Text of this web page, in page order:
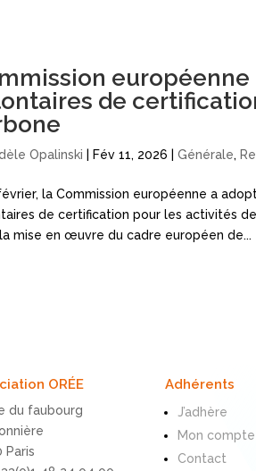
de
Opalinski Fév 11, 2026 |Générale,
la Commission européenne a
de certification pour les activités
mise en œuvre du cadre européen de...
ORÉE
du faubourg
Paris
Adhérents
J’adhère
Mon compte
Contact